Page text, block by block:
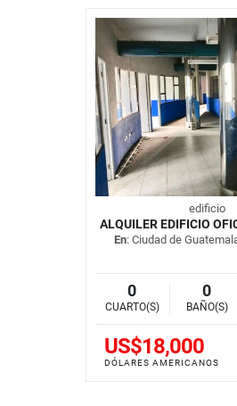
edificio
ALQUILER EDIFICIO
En: Ciudad de
0
CUARTO(S)
0
BAÑO(S)
US$18,000
DÓLARES AMERICANOS